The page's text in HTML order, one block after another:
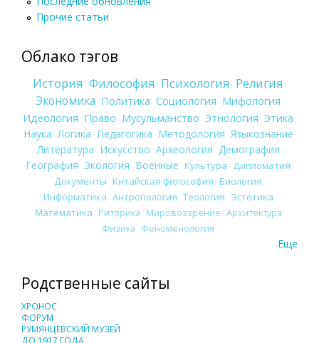
Прочие статьи
Облако тэгов
История Философия Психология Религия
Экономика Политика Социология Мифология
Идеология Право Мусульманство Этнология Этика
Наука Логика Педагогика Методология Языкознание
Литература Искусство Археология Демография
География Экология Военные Культура
Дипломатия
Документы Китайская философия Биология
Информатика Антропология Теология Эстетика
Математика Риторика Мировоззрение Архитектура
Физика Феноменология
Еще
Родственные сайты
ХРОНОС
ФОРУМ
РУМЯНЦЕВСКИЙ МУЗЕЙ
ДО 1917 ГОДА